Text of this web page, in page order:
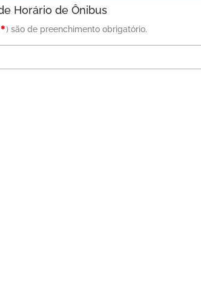
Horário de Ônibus
) são de preenchimento obrigatório.